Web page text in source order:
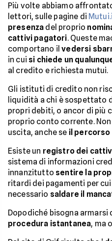
Più volte abbiamo
lettori, sulle pagine di
presenza del proprio
cattivi pagatori. Queste
comportano ilvedersi
in cui si chiede un
al credito e richiesta mutui.
Gli istituti di credito non
liquidità a chi è sospettato
propri debiti, o ancor di più
proprio conto corrente. Non
uscita, anche se il percorso
Esiste un registro dei
sistema di informazioni
innanzitutto sentire la
ritardi dei pagamenti per
necessario saldare il
Dopodiché bisogna armarsi
procedura istantanea, ma